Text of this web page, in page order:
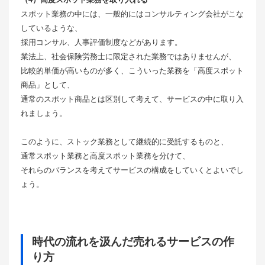
スポット業務の中には、一般的にはコンサルティング会社がこな
しているような、
採用コンサル、人事評価制度などがあります。
業法上、社会保険労務士に限定された業務ではありませんが、
比較的単価が高いものが多く、こういった業務を「高度スポット
商品」として、
通常のスポット商品とは区別して考えて、サービスの中に取り入
れましょう。
このように、ストック業務として継続的に受託するものと、
通常スポット業務と高度スポット業務を分けて、
それらのバランスを考えてサービスの構成をしていくとよいでし
ょう。
時代の流れを汲んだ売れるサービスの作
り方